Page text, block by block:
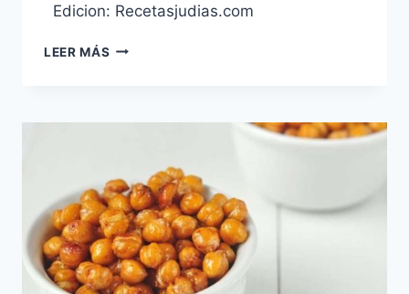
Edicion: Recetasjudias.com
LEER MÁS GARBANZOS